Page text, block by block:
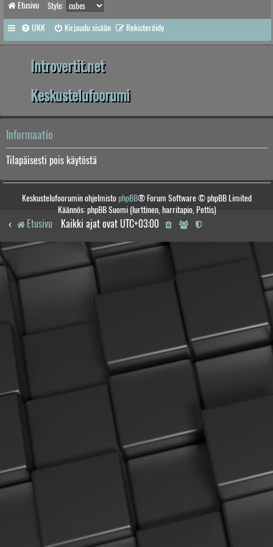
Etusivu Style:
UKK Kirjaudu sisään Rekisteröidy
Introvertit.net
Keskustelufoorumi
Informaatio
Tilapäisesti pois käytöstä
Keskustelufoorumin ohjelmistophpBB® Forum Software © phpBB Limited
Käännös: phpBB Suomi (lurttinen, harritapio, Pettis)
Etusivu Kaikki ajat ovat UTC+03:00